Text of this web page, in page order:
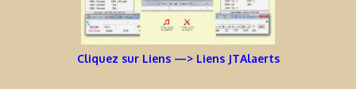
Cliquez sur Liens —> Liens JTAlaerts